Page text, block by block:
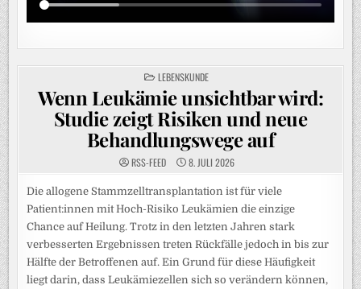
POSTED
IN
LEBENSKUNDE
Wenn Leukämie unsichtbar wird:
Studie zeigt Risiken und neue
Behandlungswege auf
RSS-FEED 8. JULI 2026
Die allogene Stammzelltransplantation ist für viele
Patient:innen mit Hoch-Risiko Leukämien die einzige
Chance auf Heilung. Trotz in den letzten Jahren stark
verbesserten Ergebnissen treten Rückfälle jedoch in bis zur
Hälfte der Betroffenen auf. Ein Grund für diese Häufigkeit
liegt darin, dass Leukämiezellen sich so verändern können,